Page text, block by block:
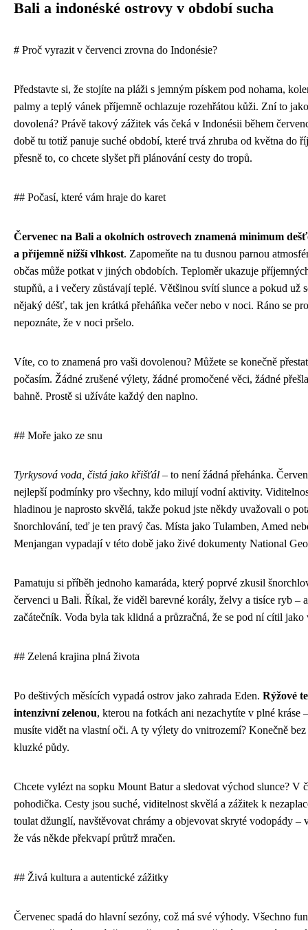
Bali a indonéské ostrovy v období sucha
# Proč vyrazit v červenci zrovna do Indonésie?
Představte si, že stojíte na pláži s jemným pískem pod nohama,
palmy a teplý vánek příjemně ochlazuje rozehřátou kůži. Zní to
dovolená? Právě takový zážitek vás čeká v Indonésii během
době tu totiž panuje suché období, které trvá zhruba od května do
přesně to, co chcete slyšet při plánování cesty do tropů.
## Počasí, které vám hraje do karet
Červenec na Bali a okolních ostrovech znamená minimum
a příjemně nižší vlhkost. Zapomeňte na tu dusnou parnou
občas může potkat v jiných obdobích. Teploměr ukazuje
stupňů, a i večery zůstávají teplé. Většinou svítí slunce a pokud už
nějaký déšť, tak jen krátká přeháňka večer nebo v noci. Ráno se
nepoznáte, že v noci pršelo.
Víte, co to znamená pro vaši dovolenou? Můžete se konečně
počasím. Žádné zrušené výlety, žádné promočené věci, žádné
bahně. Prostě si užíváte každý den naplno.
## Moře jako ze snu
Tyrkysová voda, čistá jako křišťál – to není žádná přehánka.
nejlepší podmínky pro všechny, kdo milují vodní aktivity.
hladinou je naprosto skvělá, takže pokud jste někdy uvažovali o
šnorchlování, teď je ten pravý čas. Místa jako Tulamben, Amed
Menjangan vypadají v této době jako živé dokumenty National
Pamatuju si příběh jednoho kamaráda, který poprvé zkusil
červenci u Bali. Říkal, že viděl barevné korály, želvy a tisíce ryb –
začátečník. Voda byla tak klidná a průzračná, že se pod ní cítil jako
## Zelená krajina plná života
Po deštivých měsících vypadá ostrov jako zahrada Eden. Rýžové
intenzivní zelenou, kterou na fotkách ani nezachytíte v plné kráse
musíte vidět na vlastní oči. A ty výlety do vnitrozemí? Konečně bez
kluzké půdy.
Chcete vylézt na sopku Mount Batur a sledovat východ slunce? V
pohodička. Cesty jsou suché, viditelnost skvělá a zážitek k
toulat džunglí, navštěvovat chrámy a objevovat skryté vodopády –
že vás někde překvapí průtrž mračen.
## Živá kultura a autentické zážitky
Červenec spadá do hlavní sezóny, což má své výhody. Všechno